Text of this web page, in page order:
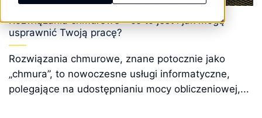
Rozwiązania chmurowe – co to jest i jak mogą
usprawnić Twoją pracę?
Rozwiązania chmurowe, znane potocznie jako
„chmura”, to nowoczesne usługi informatyczne,
polegające na udostępnianiu mocy obliczeniowej,...